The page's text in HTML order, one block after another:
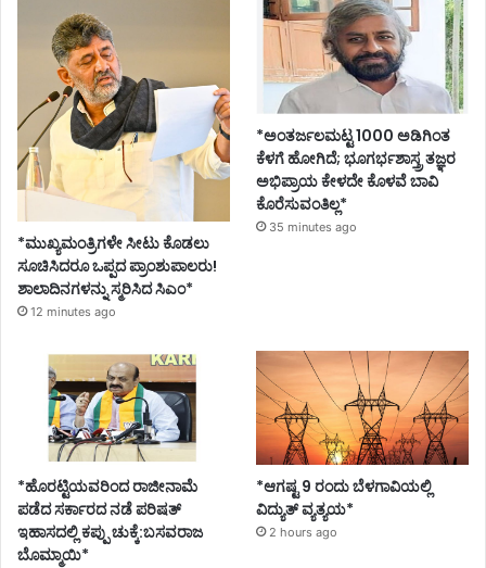
*ಮುಖ್ಯಮಂತ್ರಿಗಳೇ ಸೀಟು ಕೊಡಲು
ಸೂಚಿಸಿದರೂ ಒಪ್ಪದ ಪ್ರಾಂಶುಪಾಲರು!
ಶಾಲಾದಿನಗಳನ್ನು ಸ್ಮರಿಸಿದ ಸಿಎಂ*
12 minutes ago
*ಅಂತರ್ಜಲಮಟ್ಟ 1000 ಅಡಿಗಿಂತ
ಕೆಳಗೆ ಹೋಗಿದೆ; ಭೂಗರ್ಭಶಾಸ್ತ್ರ ತಜ್ಞರ
ಅಭಿಪ್ರಾಯ ಕೇಳದೇ ಕೊಳವೆ ಬಾವಿ
ಕೊರೆಸುವಂತಿಲ್ಲ*
35 minutes ago
*ಹೊರಟ್ಟಿಯವರಿಂದ ರಾಜೀನಾಮೆ
ಪಡೆದ ಸರ್ಕಾರದ ನಡೆ ಪರಿಷತ್
ಇಹಾಸದಲ್ಲಿ ಕಪ್ಪು ಚುಕ್ಕೆ:ಬಸವರಾಜ
ಬೊಮ್ಮಾಯಿ*
*ಆಗಷ್ಟ 9 ರಂದು ಬೆಳಗಾವಿಯಲ್ಲಿ
ವಿದ್ಯುತ್ ವ್ಯತ್ಯಯ*
2 hours ago